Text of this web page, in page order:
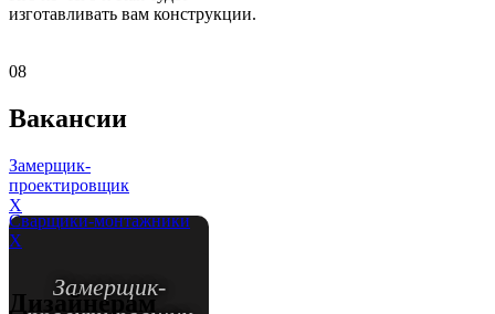
изготавливать вам конструкции.
08
Вакансии
Замерщик-
проектировщик
X
Замерщик-
Сварщики-монтажники
X
Дизайнерам